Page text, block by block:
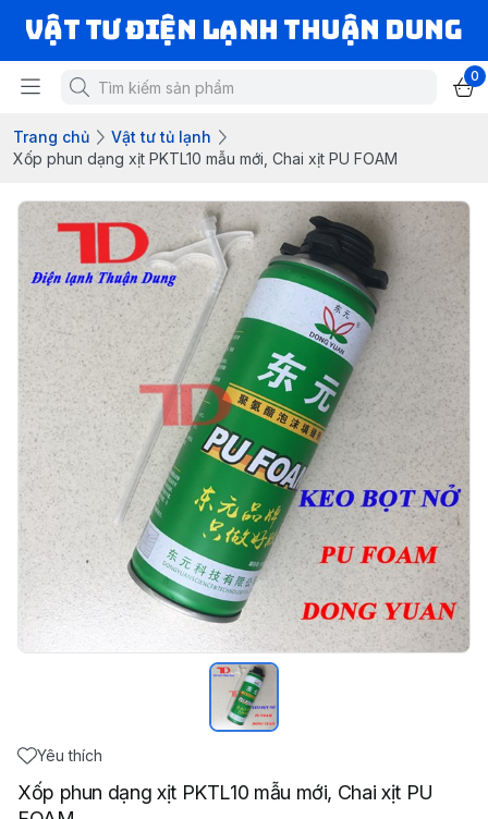
VẬT TƯ ĐIỆN LẠNH THUẬN DUNG
0
Trang chủ
Vật tư tủ lạnh
Xốp phun dạng xịt PKTL10 mẫu mới, Chai xịt PU FOAM
Yêu thích
Xốp phun dạng xịt PKTL10 mẫu mới, Chai xịt PU